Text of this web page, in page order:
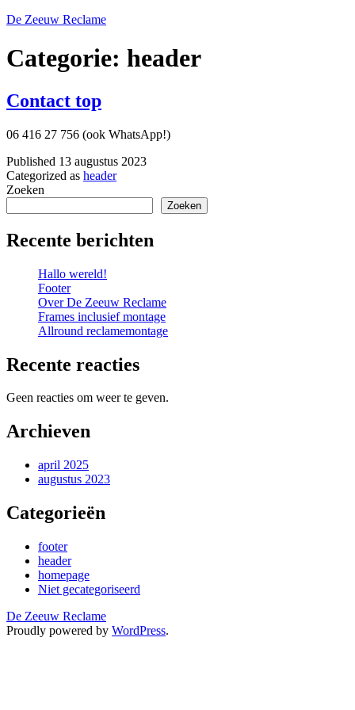
Skip
content
De Zeeuw Reclame
Categorie: header
Contact top
06 416 27 756 (ook WhatsApp!)
Published 13 augustus 2023
Categorized as header
Zoeken
Zoeken
Recente berichten
Hallo wereld!
Footer
Over De Zeeuw Reclame
Frames inclusief montage
Allround reclamemontage
Recente reacties
Geen reacties om weer te geven.
Archieven
april 2025
augustus 2023
Categorieën
footer
header
homepage
Niet gecategoriseerd
De Zeeuw Reclame
Proudly powered by WordPress.